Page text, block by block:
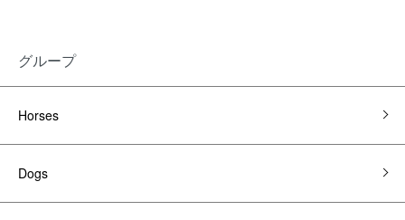
グループ
Horses
Dogs